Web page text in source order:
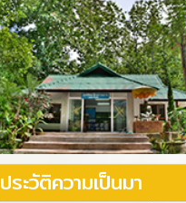
ประวัติความเป็นมา